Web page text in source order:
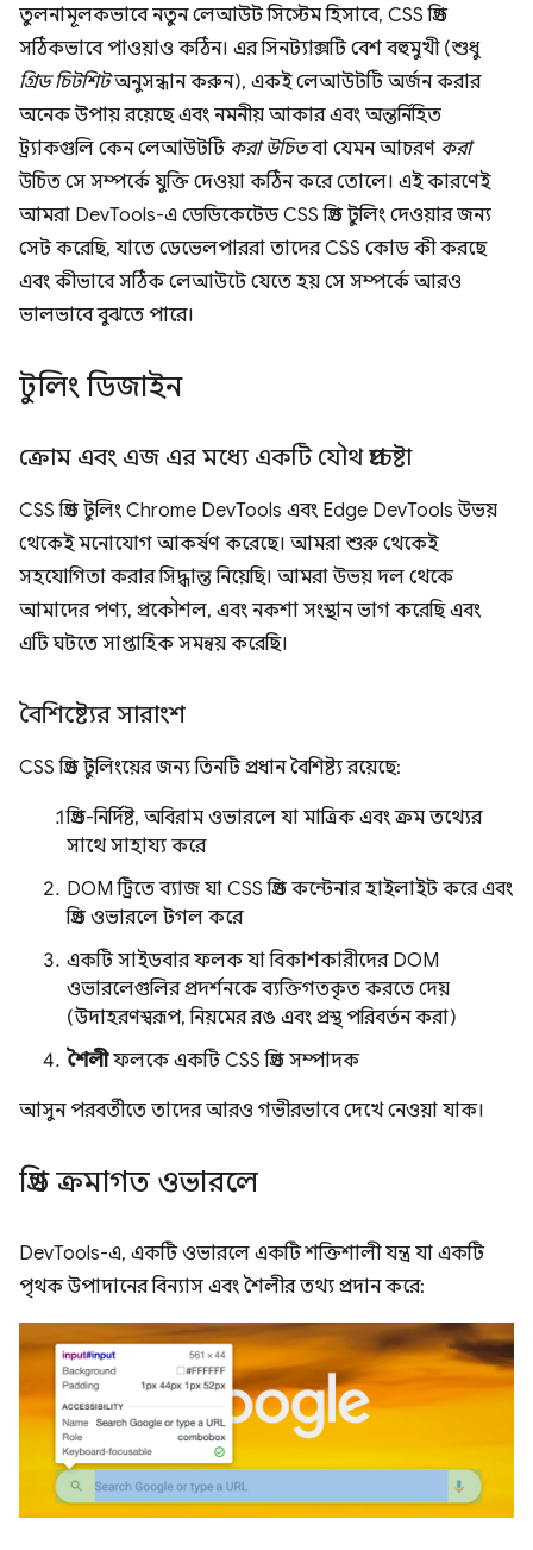
তুলনামূলকভাবে নতুন লেআউট সিস্টেম হিসাবে, CSS গ্রিড
সঠিকভাবে পাওয়াও কঠিন। এর সিনট্যাক্সটি বেশ বহুমুখী (শুধু
গ্রিড চিটশিটঅনুসন্ধান করুন), একই লেআউটটি অর্জন করার
অনেক উপায় রয়েছে এবং নমনীয় আকার এবং অন্তর্নিহিত
ট্র্যাকগুলি কেন লেআউটটি করা উচিতবা যেমন আচরণ করা
উচিত সে সম্পর্কে যুক্তি দেওয়া কঠিন করে তোলে। এই কারণেই
আমরা DevTools-এ ডেডিকেটেড CSS গ্রিড টুলিং দেওয়ার জন্য
সেট করেছি, যাতে ডেভেলপাররা তাদের CSS কোড কী করছে
এবং কীভাবে সঠিক লেআউটে যেতে হয় সে সম্পর্কে আরও
ভালভাবে বুঝতে পারে।
টুলিং ডিজাইন
ক্রোম এবং এজ এর মধ্যে একটি যৌথ প্রচেষ্টা
CSS গ্রিড টুলিং Chrome DevTools এবং Edge DevTools উভয়
থেকেই মনোযোগ আকর্ষণ করেছে। আমরা শুরু থেকেই
সহযোগিতা করার সিদ্ধান্ত নিয়েছি। আমরা উভয় দল থেকে
আমাদের পণ্য, প্রকৌশল, এবং নকশা সংস্থান ভাগ করেছি এবং
এটি ঘটতে সাপ্তাহিক সমন্বয় করেছি।
বৈশিষ্ট্যের সারাংশ
CSS গ্রিড টুলিংয়ের জন্য তিনটি প্রধান বৈশিষ্ট্য রয়েছে:
গ্রিড-নির্দিষ্ট, অবিরাম ওভারলে যা মাত্রিক এবং ক্রম তথ্যের
সাথে সাহায্য করে
DOM ট্রিতে ব্যাজ যা CSS গ্রিড কন্টেনার হাইলাইট করে এবং
গ্রিড ওভারলে টগল করে
একটি সাইডবার ফলক যা বিকাশকারীদের DOM
ওভারলেগুলির প্রদর্শনকে ব্যক্তিগতকৃত করতে দেয়
(উদাহরণস্বরূপ, নিয়মের রঙ এবং প্রস্থ পরিবর্তন করা)
শৈলীফলকে একটি CSS গ্রিড সম্পাদক
আসুন পরবর্তীতে তাদের আরও গভীরভাবে দেখে নেওয়া যাক।
গ্রিড ক্রমাগত ওভারলে
DevTools-এ, একটি ওভারলে একটি শক্তিশালী যন্ত্র যা একটি
পৃথক উপাদানের বিন্যাস এবং শৈলীর তথ্য প্রদান করে: